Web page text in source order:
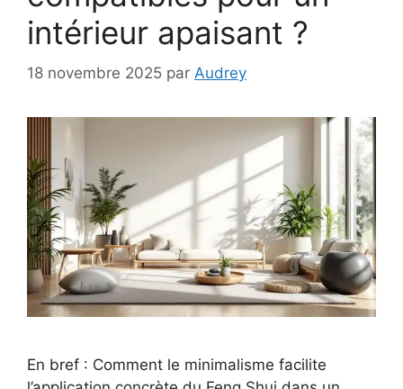
intérieur apaisant ?
18 novembre 2025 par Audrey
En bref : Comment le minimalisme facilite